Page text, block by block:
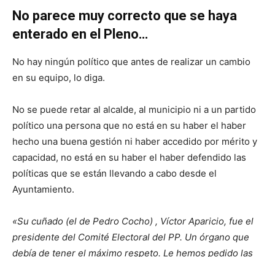
No parece muy correcto que se haya
enterado en el Pleno…
No hay ningún político que antes de realizar un cambio
en su equipo, lo diga.
No se puede retar al alcalde, al municipio ni a un partido
político una persona que no está en su haber el haber
hecho una buena gestión ni haber accedido por mérito y
capacidad, no está en su haber el haber defendido las
políticas que se están llevando a cabo desde el
Ayuntamiento.
«Su cuñado (el de Pedro Cocho) , Víctor Aparicio, fue el
presidente del Comité Electoral del PP. Un órgano que
debía de tener el máximo respeto. Le hemos pedido las